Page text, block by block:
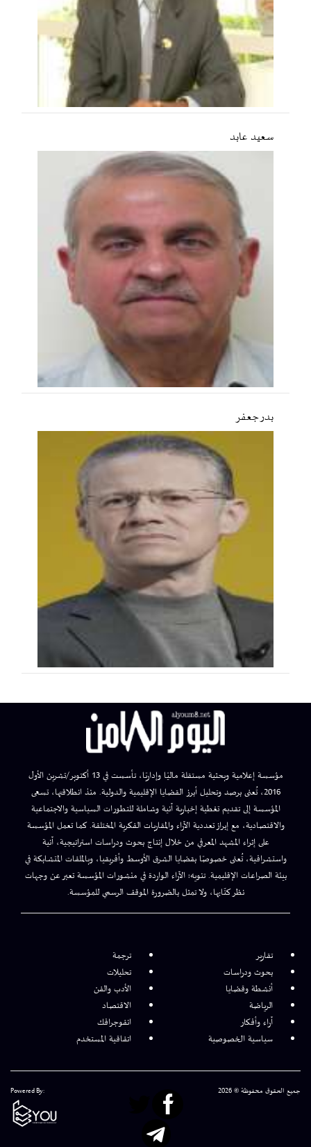
سعید عابد
بدر جعفر
مؤسسة إعلامية وبحثية مستقلة ماليًا وإداريًا، تأسست في 13 أكتوبر/تشرين الأول
2016، تُعنى برصد وتحليل أبرز القضايا الإقليمية والدولية. منذ انطلاقتها، تسعى
المؤسسة إلى تقديم تغطية إخبارية آنية وشاملة للتطورات السياسية والاجتماعية
والاقتصادية، مع إبراز تعددية الآراء والمقاربات الفكرية المختلفة. كما تعمل المؤسسة
على إثراء المشهد المعرفي من خلال إنتاج بحوث ودراسات استراتيجية، آنية
واستشرافية، تُعنى خصوصًا بقضايا الشرق الأوسط وأفريقيا، وبالملفات المتشابكة في
بيئة الصراعات الإقليمية. تنويه: الآراء الواردة في منشورات المؤسسة تعبر عن وجهات
نظر كتّابها، ولا تمثل بالضرورة الموقف الرسمي للمؤسسة.
تقارير
ترجمة
بحوث ودراسات
تحليلات
أنشطة وقضايا
الأدب والفن
الرياضة
الاقتصاد
آراء وأفكار
انفوجرافك
سياسية الخصوصية
اتفاقية المستخدم
جميع الحقوق محفوظة © 2026 Powered By: